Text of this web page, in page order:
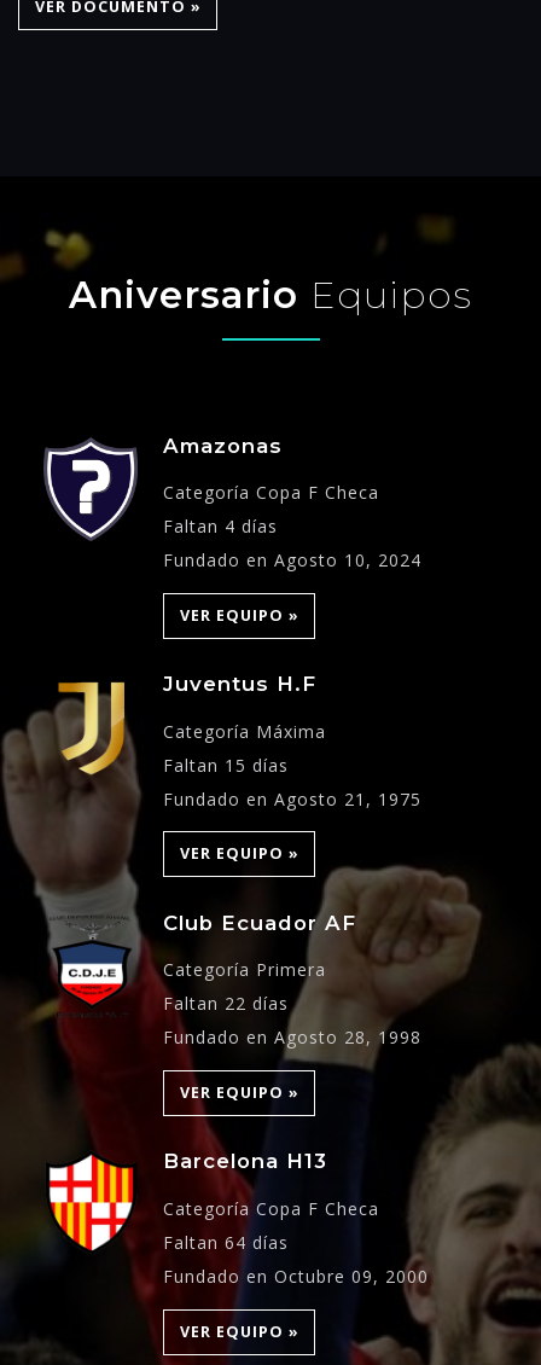
VER DOCUMENTO »
Aniversario Equipos
Amazonas
Categoría Copa F Checa
Faltan 4 días
Fundado en Agosto 10, 2024
VER EQUIPO »
Juventus H.F
Categoría Máxima
Faltan 15 días
Fundado en Agosto 21, 1975
VER EQUIPO »
Club Ecuador AF
Categoría Primera
Faltan 22 días
Fundado en Agosto 28, 1998
VER EQUIPO »
Barcelona H13
Categoría Copa F Checa
Faltan 64 días
Fundado en Octubre 09, 2000
VER EQUIPO »